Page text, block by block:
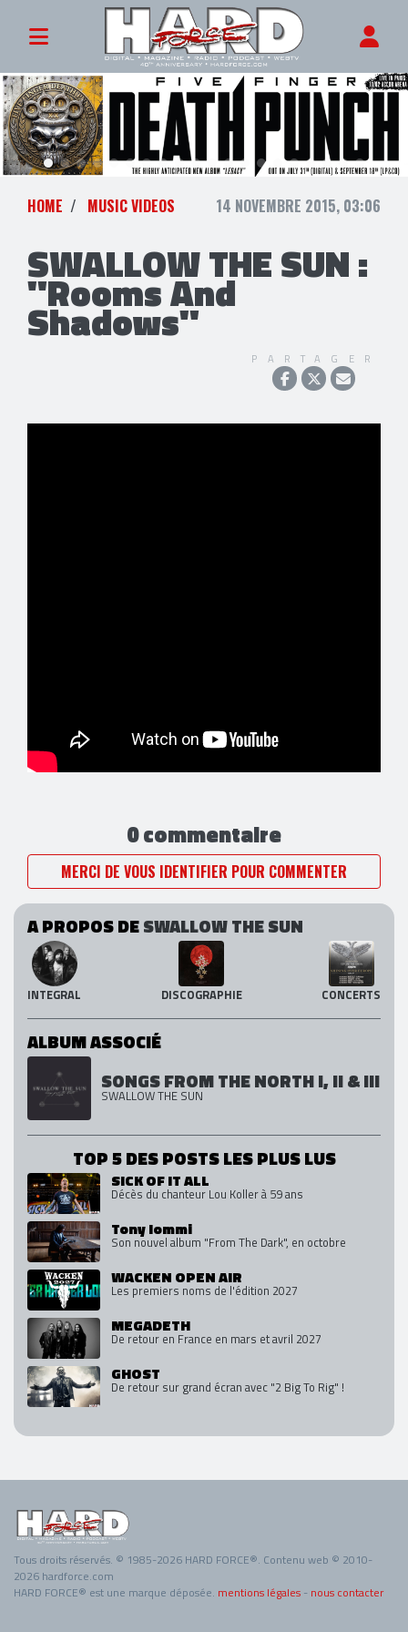
HOME MUSIC VIDEOS 14 NOVEMBRE 2015, 03:06
SWALLOW THE SUN :
"Rooms And
Shadows"
PARTAGER
0 commentaire
MERCI DE VOUS IDENTIFIER POUR COMMENTER
A PROPOS DESWALLOW THE SUN
INTEGRAL DISCOGRAPHIE CONCERTS
ALBUM ASSOCIÉ
SONGS FROM THE NORTH I, II & III
SWALLOW THE SUN
TOP 5 DES POSTS LES PLUS LUS
SICK OF IT ALL
Décès du chanteur Lou Koller à 59 ans
Tony Iommi
Son nouvel album "From The Dark", en octobre
WACKEN OPEN AIR
Les premiers noms de l'édition 2027
MEGADETH
De retour en France en mars et avril 2027
GHOST
De retour sur grand écran avec "2 Big To Rig" !
Tous droits réservés. © 1985-2026 HARD FORCE®. Contenu web © 2010-
2026 hardforce.com
HARD FORCE® est une marque déposée. mentions légales - nous contacter